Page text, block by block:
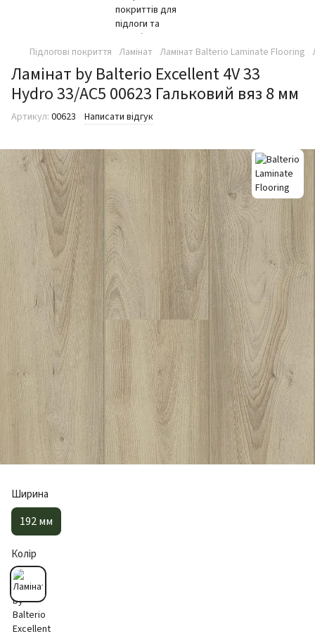
Підлогові покриття Ламінат Ламінат Balterio Laminate Flooring
Ламінат by Balterio Excellent 4V 33
Hydro 33/АС5 00623 Гальковий вяз 8 мм
Артикул: 00623 Написати відгук
Ширина
192 мм
Колір